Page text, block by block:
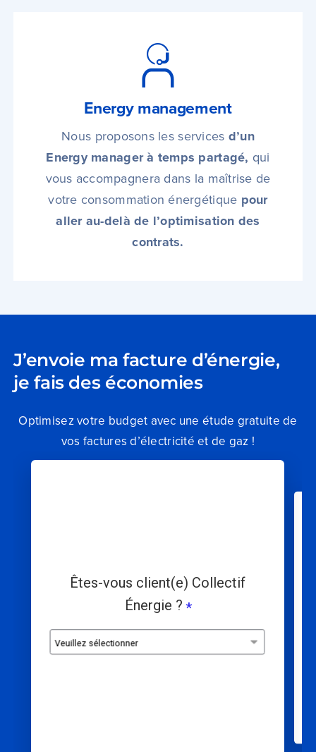
Energy management
Nous proposons les services d’un
Energy manager à temps partagé, qui
vous accompagnera dans la maîtrise de
votre consommation énergétique pour
aller au-delà de l’optimisation des
contrats.
J’envoie ma facture d’énergie,
je fais des économies
Optimisez votre budget avec une étude gratuite de
vos factures d’électricité et de gaz !